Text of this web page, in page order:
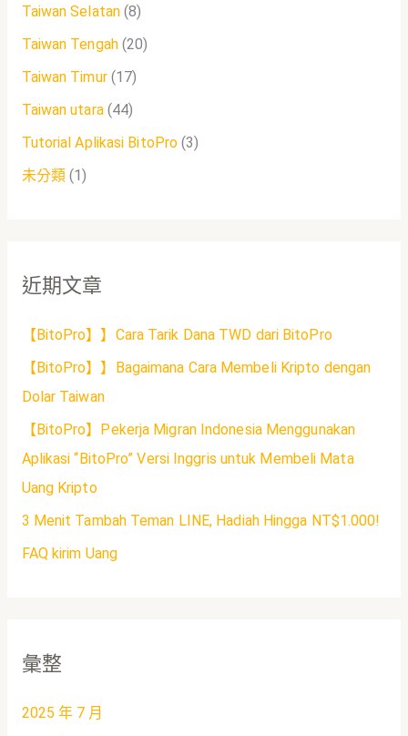
Taiwan Selatan(8)
Taiwan Tengah(20)
Taiwan Timur(17)
Taiwan utara(44)
Tutorial Aplikasi BitoPro (3)
未分類 (1)
近期文章
【BitoPro】】Cara Tarik Dana TWD dari BitoPro
【BitoPro】】Bagaimana Cara Membeli Kripto dengan
Dolar Taiwan
【BitoPro】Pekerja Migran Indonesia Menggunakan
Aplikasi “BitoPro” Versi Inggris untuk Membeli Mata
Uang Kripto
3 Menit Tambah Teman LINE, Hadiah Hingga NT$1.000!
FAQ kirim Uang
彙整
2025 年 7 月